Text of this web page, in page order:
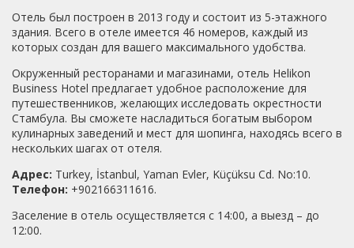
Отель был построен в 2013 году и состоит из 5-этажного
здания. Всего в отеле имеется 46 номеров, каждый из
которых создан для вашего максимального удобства.
Окруженный ресторанами и магазинами, отель Helikon
Business Hotel предлагает удобное расположение для
путешественников, желающих исследовать окрестности
Стамбула. Вы сможете насладиться богатым выбором
кулинарных заведений и мест для шопинга, находясь всего в
нескольких шагах от отеля.
Адрес: Turkey, İstanbul, Yaman Evler, Küçüksu Cd. No:10.
Телефон: +902166311616.
Заселение в отель осуществляется с 14:00, а выезд – до
12:00.